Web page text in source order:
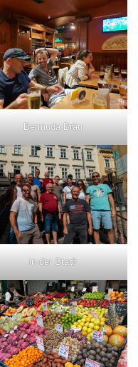
Bermuda Bräu
in der Stadt